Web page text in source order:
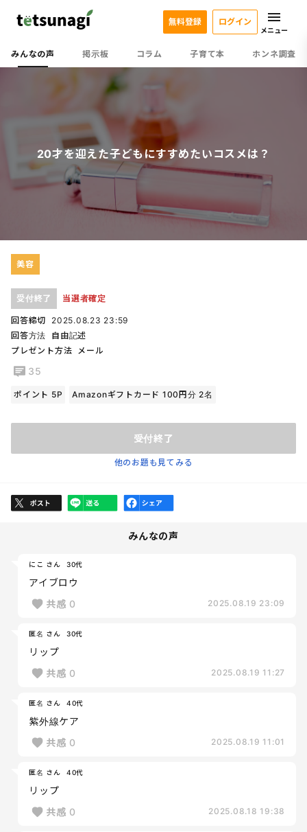
みんなの声 掲示板 コラム 子育て本 ホンネ調査
無料登録 ログイン
メニュー
20才を迎えた子どもにすすめたいコスメは？
美容
受付終了 当選者確定
回答締切
2025.08.23 23:59
回答方法
自由記述
プレゼント方法
メール
35
ポイント 5P Amazonギフトカード 100円分 2名
受付終了
他のお題も見てみる
みんなの声
にこ さん 30代
アイブロウ
共感 0 2025.08.19 23:09
匿名 さん 30代
リップ
共感 0 2025.08.19 11:27
匿名 さん 40代
紫外線ケア
共感 0 2025.08.19 11:01
匿名 さん 40代
リップ
共感 0 2025.08.18 19:38